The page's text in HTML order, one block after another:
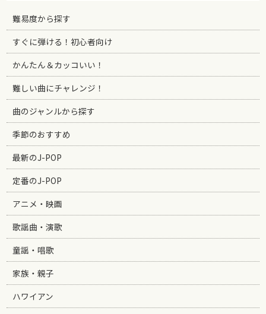
難易度から探す
すぐに弾ける！初心者向け
かんたん＆カッコいい！
難しい曲にチャレンジ！
曲のジャンルから探す
季節のおすすめ
最新のJ-POP
定番のJ-POP
アニメ・映画
歌謡曲・演歌
童謡・唱歌
家族・親子
ハワイアン